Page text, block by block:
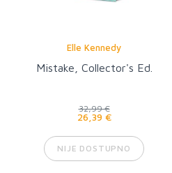
Elle Kennedy
Mistake, Collector's Ed.
32,99 €
26,39 €
NIJE DOSTUPNO